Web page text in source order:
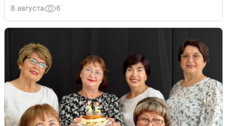
8 августа 6